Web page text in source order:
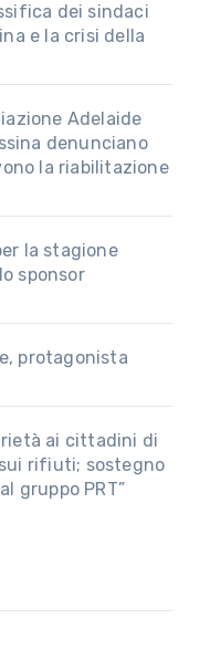
dei sindaci
e la crisi della
Adelaide
denunciano
la riabilitazione
la stagione
sponsor
protagonista
ai cittadini di
rifiuti; sostegno
gruppo PRT”